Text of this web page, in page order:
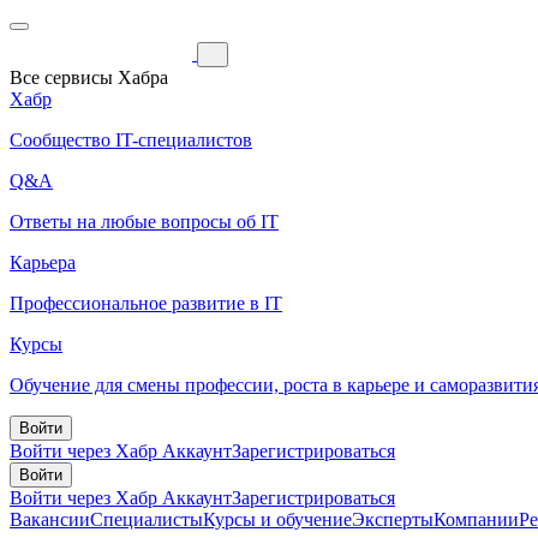
Все сервисы Хабра
Хабр
Сообщество IT-специалистов
Q&A
Ответы на любые вопросы об IT
Карьера
Профессиональное развитие в IT
Курсы
Обучение для смены профессии, роста в карьере и
Войти
Войти через Хабр АккаунтЗарегистрироваться
Войти
Войти через Хабр АккаунтЗарегистрироваться
ВакансииСпециалистыКурсы и обучениеЭкспертыКомпании